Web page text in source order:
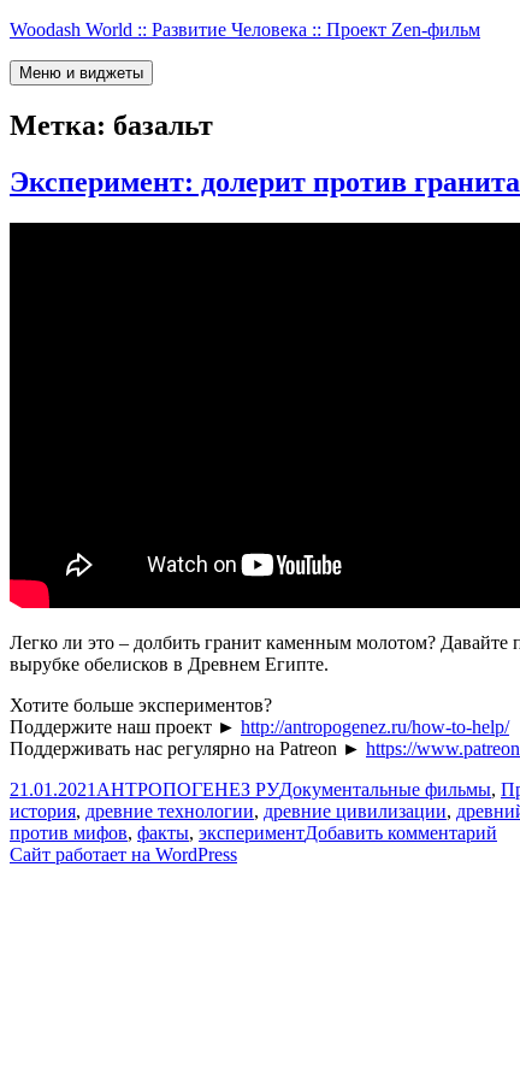
Перейти
содержимому
Woodash World :: Развитие Человека :: Проект Zen-фильм
Меню и виджеты
Метка: базальт
Эксперимент: долерит против
Легко ли это – долбить гранит каменным молотом?
вырубке обелисков в Древнем Египте.
Хотите больше экспериментов?
Поддержите наш проект ► http://antropogenez.ru/how-to-help/
Поддерживать нас регулярно на Patreon ► https://
Опубликовано
21.01.2021 Автор
АНТРОПОГЕНЕЗ РУРубрики
Документальные фильмы,
история, древние технологии, древние цивилизации,
против мифов, факты, экспериментДобавить комментарий
Сайт работает на WordPress